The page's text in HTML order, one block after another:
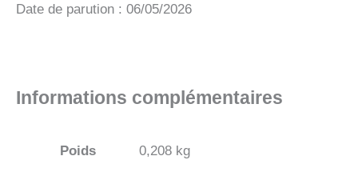
Date de parution : 06/05/2026
Informations complémentaires
Poids 0,208 kg